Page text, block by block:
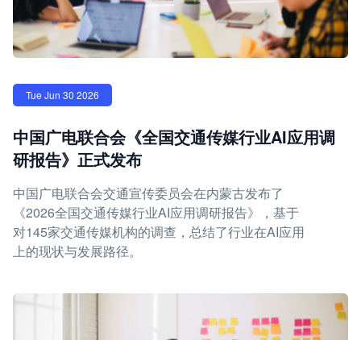
Tue Jun 30 2026
中国广电联合会《全国交通传媒行业AI应用调
研报告》正式发布
中国广电联合会交通宣传委员会在内蒙古发布了
《2026全国交通传媒行业AI应用调研报告》，基于
对145家交通传媒机构的调查，总结了行业在AI应用
上的现状与发展路径。